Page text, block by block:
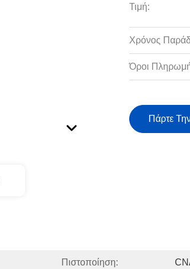
Τιμή:
Χρόνος
Όροι
Πάρτε
Πιστοποίηση: